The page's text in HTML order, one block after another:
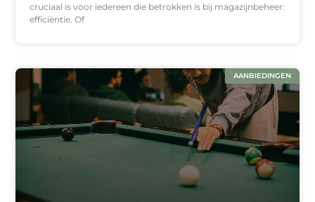
cruciaal is voor iedereen die betrokken is bij magazijnbeheer:
efficiëntie. Of
AANBIEDINGEN